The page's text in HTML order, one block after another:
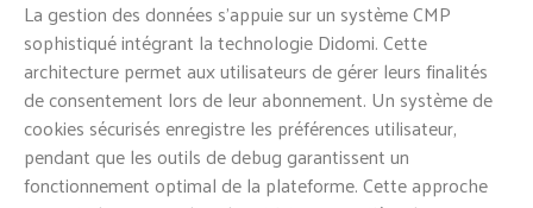
La gestion des données s'appuie sur un système CMP
sophistiqué intégrant la technologie Didomi. Cette
architecture permet aux utilisateurs de gérer leurs finalités
de consentement lors de leur abonnement. Un système de
cookies sécurisés enregistre les préférences utilisateur,
pendant que les outils de debug garantissent un
fonctionnement optimal de la plateforme. Cette approche